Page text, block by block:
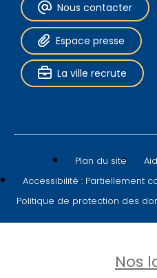
Nous contacter
Espace presse
La ville recrute
Plan du site
Accessibilité : Partiellement
Politique de protection des
Nos